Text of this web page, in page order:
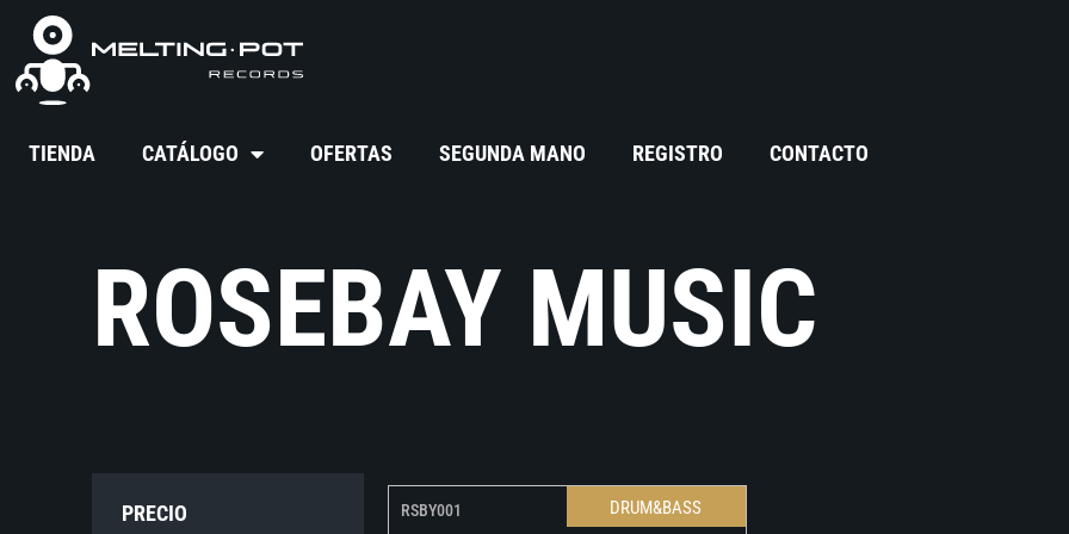
TIENDA CATÁLOGO OFERTAS SEGUNDA MANO REGISTRO CONTACTO
ROSEBAY MUSIC
PRECIO RSBY001 DRUM&BASS